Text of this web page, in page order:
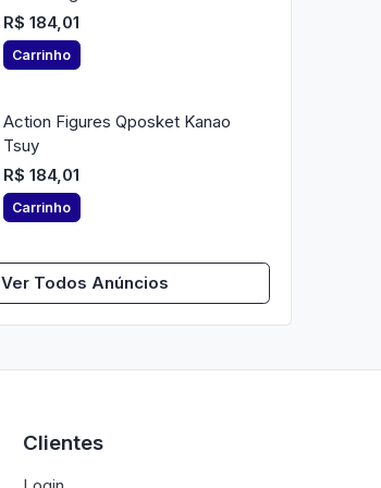
R$ 184,01
Carrinho
Action Figures Qposket Kanao
Tsuy
R$ 184,01
Carrinho
Ver Todos Anúncios
Clientes